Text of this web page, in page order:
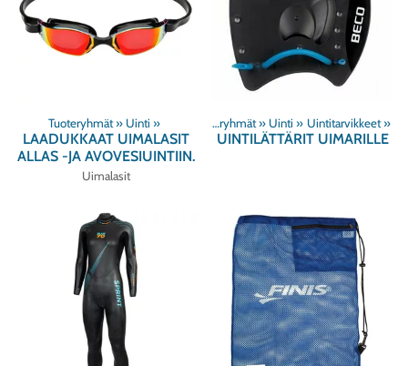
Tuoteryhmät ‪» Uinti ‪»
LAADUKKAAT UIMALASIT
ALLAS -JA AVOVESIUINTIIN.
Uimalasit
Tuoteryhmät ‪» Uinti ‪» Uintitarvikkeet ‪»
UINTILÄTTÄRIT UIMARILLE